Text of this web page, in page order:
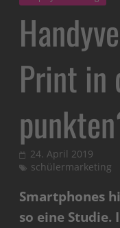
Print in
24. April 2019
schülermarketing
Smartphones
so eine Studie.